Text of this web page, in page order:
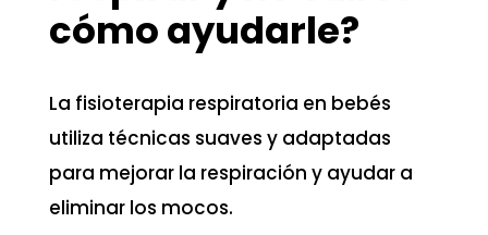
cómo ayudarle?
La fisioterapia respiratoria en bebés
utiliza técnicas suaves y adaptadas
para mejorar la respiración y ayudar a
eliminar los mocos.